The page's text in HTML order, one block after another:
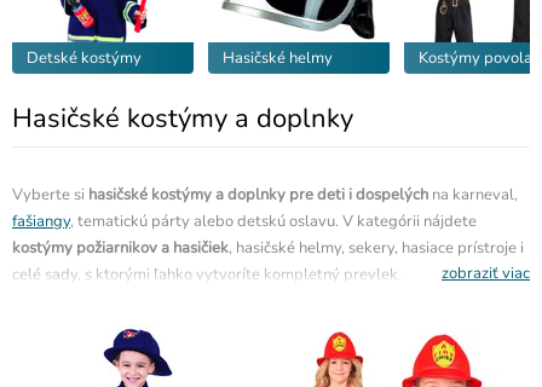
Detské kostýmy Hasičské helmy Kostýmy
Hasičské kostýmy a doplnky
Vyberte si hasičské kostýmy a doplnky pre deti i dospelých na karneval,
fašiangy, tematickú párty alebo detskú oslavu. V kategórii nájdete
kostýmy požiarnikov a hasičiek, hasičské helmy, sekery, hasiace prístroje i
celé sady, s ktorými ľahko vytvoríte kompletný prevlek. Deťom sa budú
dámske kostýmy hasičov na večierok alebo párty v téme povolania.
zobraziť viac